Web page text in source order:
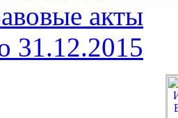
акты
31.12.2015